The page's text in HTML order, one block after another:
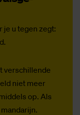
je u tegen zegt:
verschillende
niet meer
op. Als